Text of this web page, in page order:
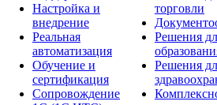
Настройка и
внедрение
Реальная
автоматизация
Обучение и
сертификация
Сопровождение
торговли
Решения
Решения